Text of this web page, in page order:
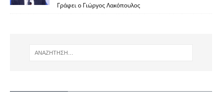
Γράφει ο Γιώργος Λακόπουλος